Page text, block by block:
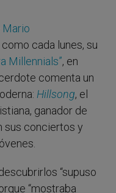
Mario
cada lunes, su
Millennials”, en
comenta un
Hillsong, el
ganador de
sus conciertos y
“supuso
“mostraba